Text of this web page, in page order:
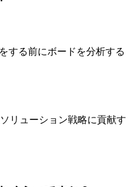
する前にボードを分析する
リューション戦略に貢献す